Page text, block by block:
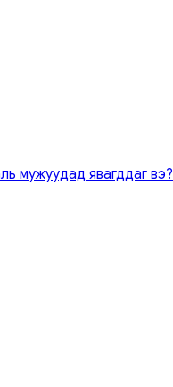
мужуудад явагддаг вэ?